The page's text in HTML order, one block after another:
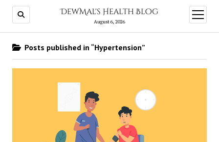
DewMal's Health Blog
August 6, 2026
open
menu
Posts published in “Hypertension”